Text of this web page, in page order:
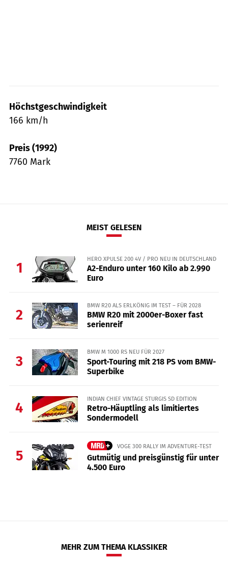
Höchstgeschwindigkeit
166 km/h
Preis (1992)
7760 Mark
MEIST GELESEN
1
HERO XPULSE 200 4V / PRO NEU IN DEUTSCHLAND
A2-Enduro unter 160 Kilo ab 2.990
Euro
2
BMW R20 ALS ERLKÖNIG IM TEST – FÜR 2028
BMW R20 mit 2000er-Boxer fast
serienreif
3
BMW M 1000 RS NEU FÜR 2027
Sport-Touring mit 218 PS vom BMW-
Superbike
4
INDIAN CHIEF VINTAGE STURGIS SD EDITION
Retro-Häuptling als limitiertes
Sondermodell
5
VOGE 300 RALLY IM ADVENTURE-TEST
Gutmütig und preisgünstig für unter
4.500 Euro
MEHR ZUM THEMA KLASSIKER